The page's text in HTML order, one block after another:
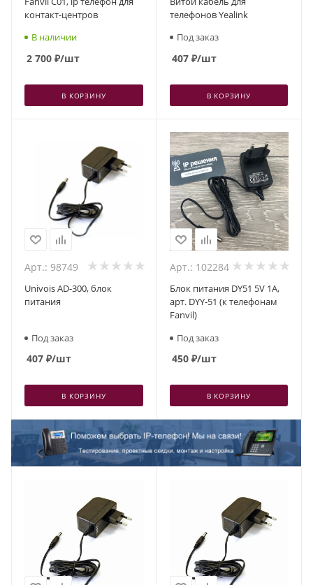
контакт-центров
В наличии
2 700 ₽/шт
В КОРЗИНУ
телефонов Yealink
Под заказ
407₽/шт
В КОРЗИНУ
Арт.: 98749
Univois AD-300, блок
питания
Под заказ
407 ₽/шт
В КОРЗИНУ
Арт.: 102284
Блок питания DY51 5V 1A,
арт. DYY-51 (к телефонам
Fanvil)
Под заказ
450₽/шт
В КОРЗИНУ